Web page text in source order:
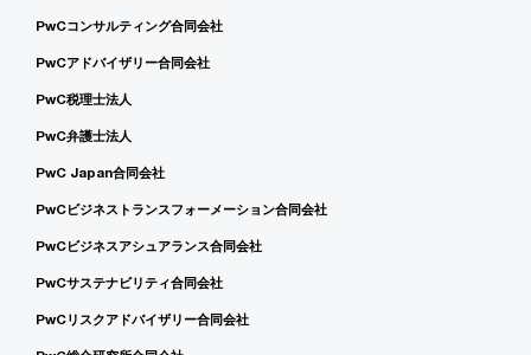
PwCコンサルティング合同会社
PwCアドバイザリー合同会社
PwC税理士法人
PwC弁護士法人
PwC Japan合同会社
PwCビジネストランスフォーメーション合同会社
PwCビジネスアシュアランス合同会社
PwCサステナビリティ合同会社
PwCリスクアドバイザリー合同会社